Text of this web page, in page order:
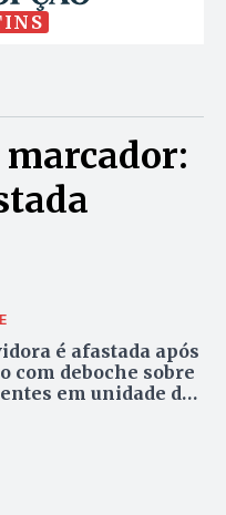
é afastada após
com deboche sobre
em unidade de